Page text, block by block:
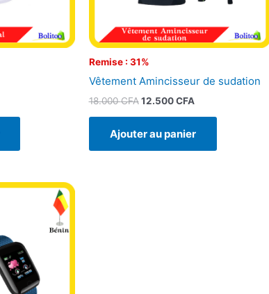
Remise : 31%
Vêtement Amincisseur de sudation
18.000CFA 12.500CFA
Ajouter au panier